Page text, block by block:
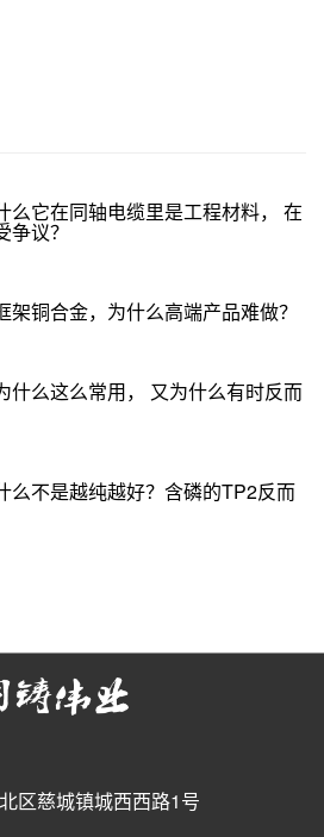
么它在同轴电缆里是工程材料， 在
争议？
架铜合金，为什么高端产品难做？
什么这么常用， 又为什么有时反而
么不是越纯越好？含磷的TP2反而
区慈城镇城西西路1号